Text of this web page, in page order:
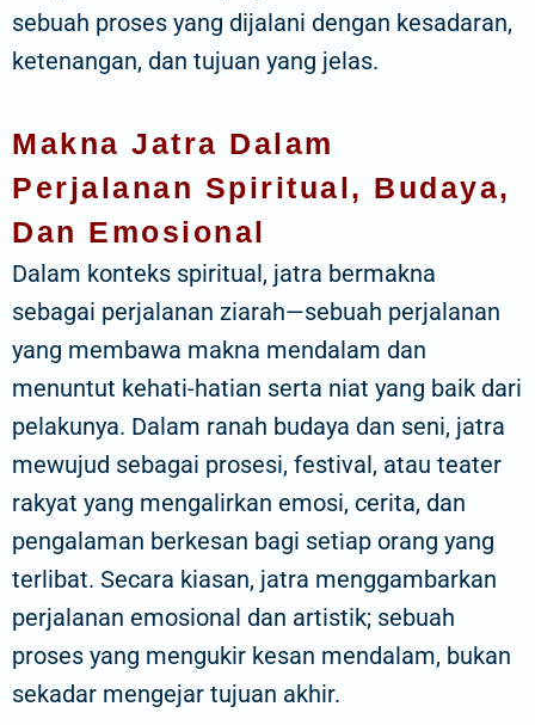
sebuah proses yang dijalani dengan kesadaran,
ketenangan, dan tujuan yang jelas.
Makna Jatra Dalam
Perjalanan Spiritual, Budaya,
Dan Emosional
Dalam konteks spiritual, jatra bermakna
sebagai perjalanan ziarah—sebuah perjalanan
yang membawa makna mendalam dan
menuntut kehati-hatian serta niat yang baik dari
pelakunya. Dalam ranah budaya dan seni, jatra
mewujud sebagai prosesi, festival, atau teater
rakyat yang mengalirkan emosi, cerita, dan
pengalaman berkesan bagi setiap orang yang
terlibat. Secara kiasan, jatra menggambarkan
perjalanan emosional dan artistik; sebuah
proses yang mengukir kesan mendalam, bukan
sekadar mengejar tujuan akhir.